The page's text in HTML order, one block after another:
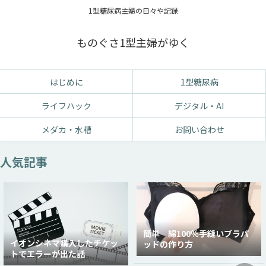
1型糖尿病主婦の日々や記録
ものぐさ1型主婦がゆく
はじめに
1型糖尿病
ライフハック
デジタル・AI
メダカ・水槽
お問い合わせ
人気記事
イオンシネマ購入したチケッ
トでエラーが出た話
簡単 綿100％手縫いブラパ
ッドの作り方